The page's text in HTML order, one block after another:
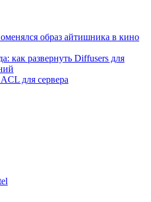
образ айтишника в кино
как развернуть Diffusers для
для сервера